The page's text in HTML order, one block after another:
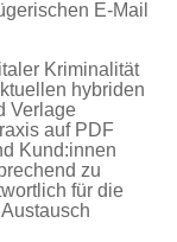
E-Mail
Kriminalität
hybriden
Verlage
auf PDF
Kund:innen
zu
für die